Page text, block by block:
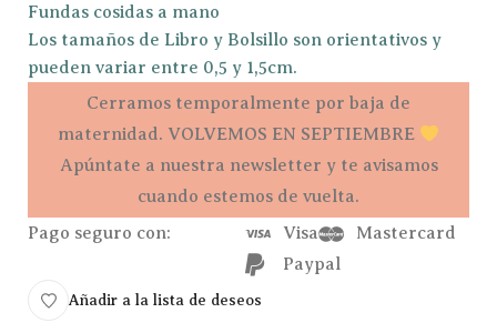
Fundas cosidas a mano
Los tamaños de Libro y Bolsillo son orientativos y
pueden variar entre 0,5 y 1,5cm.
Cerramos temporalmente por baja de
maternidad. VOLVEMOS EN SEPTIEMBRE
Apúntate a nuestra newsletter y te avisamos
cuando estemos de vuelta.
Pago seguro con:
Visa
Mastercard
Paypal
Añadir a la lista de deseos